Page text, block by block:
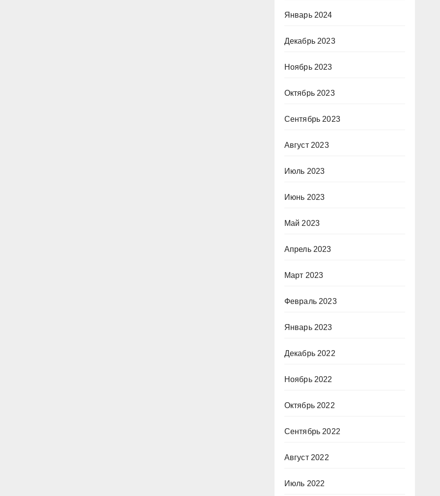
Январь 2024
Декабрь 2023
Ноябрь 2023
Октябрь 2023
Сентябрь 2023
Август 2023
Июль 2023
Июнь 2023
Май 2023
Апрель 2023
Март 2023
Февраль 2023
Январь 2023
Декабрь 2022
Ноябрь 2022
Октябрь 2022
Сентябрь 2022
Август 2022
Июль 2022